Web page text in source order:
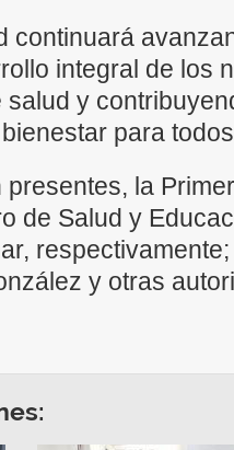
continuará
integral de los
salud y
para
la
de Salud y
y otras